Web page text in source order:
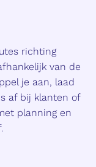
richting
van de
je aan, laad
af bij klanten of
planning en